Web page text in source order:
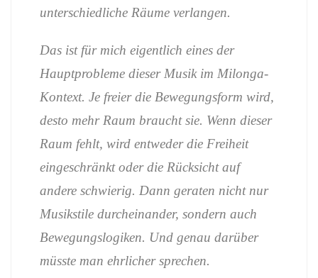
unterschiedliche Räume verlangen.
Das ist für mich eigentlich eines der
Hauptprobleme dieser Musik im Milonga-
Kontext. Je freier die Bewegungsform wird,
desto mehr Raum braucht sie. Wenn dieser
Raum fehlt, wird entweder die Freiheit
eingeschränkt oder die Rücksicht auf
andere schwierig. Dann geraten nicht nur
Musikstile durcheinander, sondern auch
Bewegungslogiken. Und genau darüber
müsste man ehrlicher sprechen.